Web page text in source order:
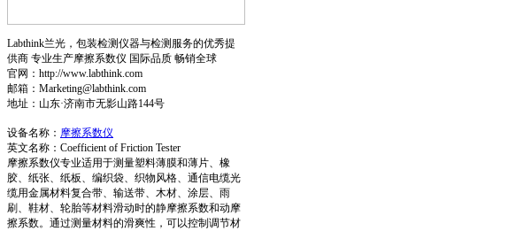
Labthink兰光，包装检测仪器与检测服务的优秀提
供商 专业生产摩擦系数仪 国际品质 畅销全球
官网：http://www.labthink.com
邮箱：Marketing@labthink.com
地址：山东·济南市无影山路144号
设备名称： 摩擦系数仪
英文名称：Coefficient of Friction Tester
摩擦系数仪专业适用于测量塑料薄膜和薄片、橡
胶、纸张、纸板、编织袋、织物风格、通信电缆光
缆用金属材料复合带、输送带、木材、涂层、雨
刷、鞋材、轮胎等材料滑动时的静摩擦系数和动摩
擦系数。通过测量材料的滑爽性，可以控制调节材